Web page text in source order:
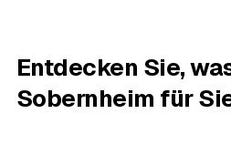
Entdecken Sie,
Sobernheim für